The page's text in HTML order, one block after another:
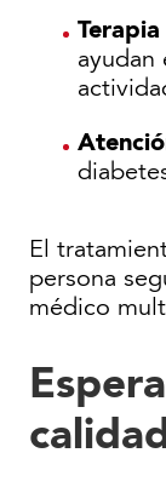
ayudan
El
persona
médico